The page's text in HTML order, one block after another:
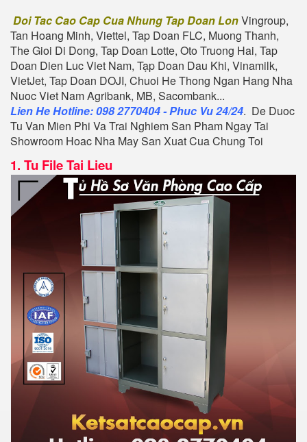
Doi Tac Cao Cap Cua Nhung Tap Doan LonVingroup,
Tan Hoang Minh, Viettel, Tap Doan FLC, Muong Thanh,
The Gioi Di Dong, Tap Doan Lotte, Oto Truong Hai, Tap
Doan Dien Luc Viet Nam, Tạp Doan Dau Khi, Vinamilk,
VietJet, Tap Doan DOJI, Chuoi He Thong Ngan Hang Nha
Nuoc Viet Nam Agribank, MB, Sacombank...
Lien He Hotline: 098 2770404 - Phuc Vu 24/24. De Duoc
Tu Van Mien Phi Va Trai Nghiem San Pham Ngay Tai
Showroom Hoac Nha May San Xuat Cua Chung Toi
1. Tu File Tai Lieu